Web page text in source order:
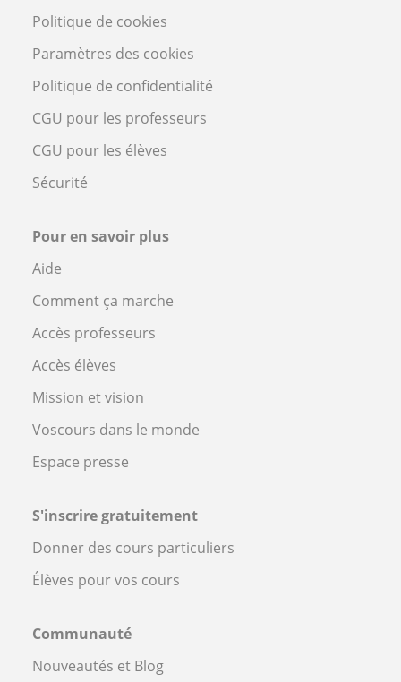
Politique de cookies
Paramètres des cookies
Politique de confidentialité
CGU pour les professeurs
CGU pour les élèves
Sécurité
Pour en savoir plus
Aide
Comment ça marche
Accès professeurs
Accès élèves
Mission et vision
Voscours dans le monde
Espace presse
S'inscrire gratuitement
Donner des cours particuliers
Élèves pour vos cours
Communauté
Nouveautés et Blog